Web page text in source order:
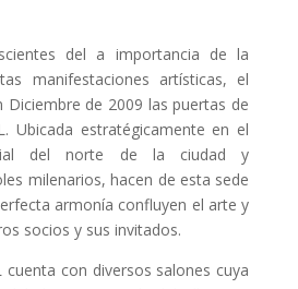
del a importancia de la
manifestaciones artísticas, el
Diciembre de 2009 las puertas de
Ubicada estratégicamente en el
del norte de la ciudad y
milenarios, hacen de esta sede
armonía confluyen el arte y
socios y sus invitados.
cuenta con diversos salones cuya